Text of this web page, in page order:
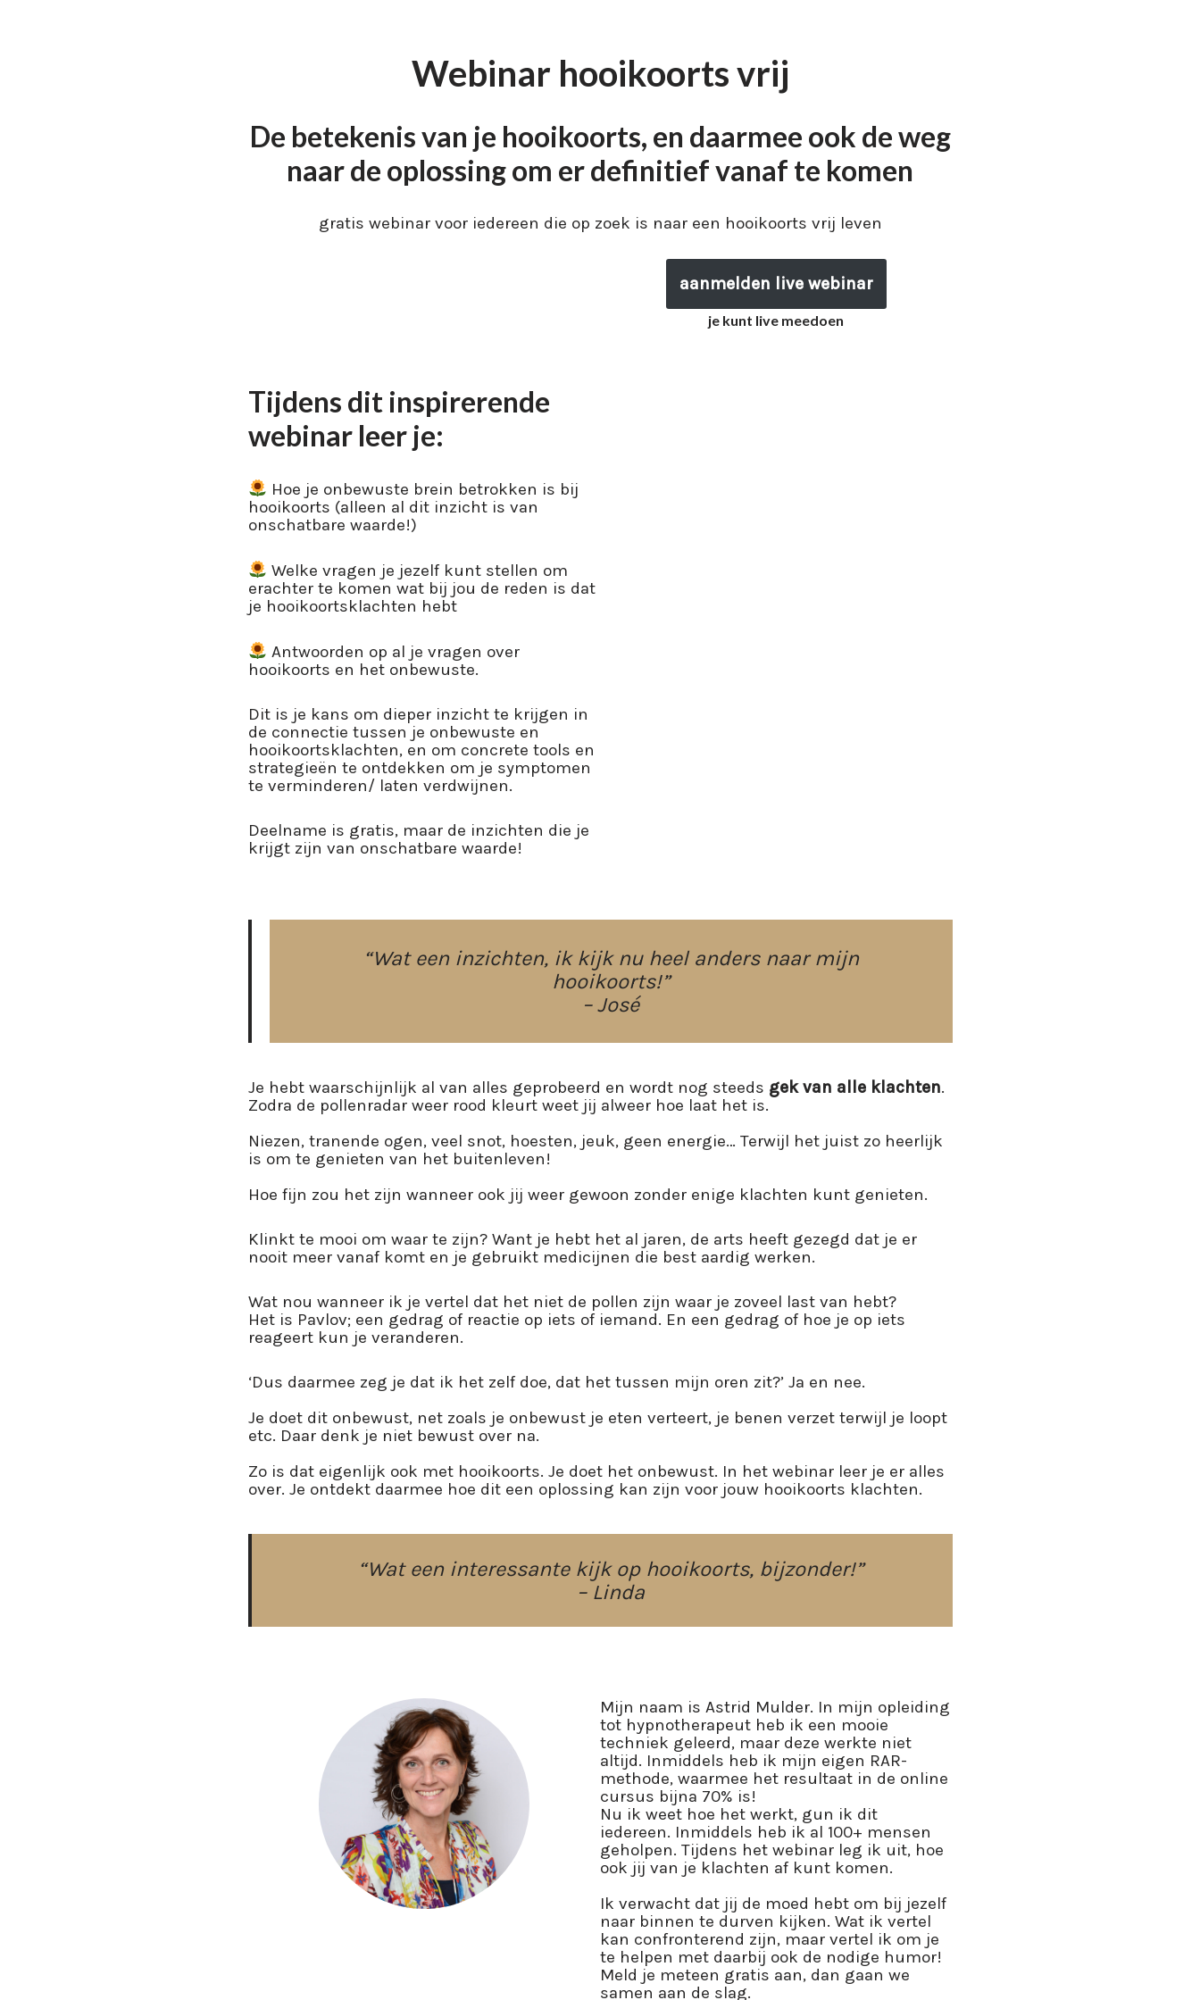
Webinar hooikoorts vrij
De betekenis van je hooikoorts, en daarmee ook de weg
naar de oplossing om er definitief vanaf te komen
gratis webinar voor iedereen die op zoek is naar een hooikoorts vrij leven
aanmelden live webinar
je kunt live meedoen
Tijdens dit inspirerende
webinar leer je:
Hoe je onbewuste brein betrokken is bij
hooikoorts (alleen al dit inzicht is van
onschatbare waarde!)
Welke vragen je jezelf kunt stellen om
erachter te komen wat bij jou de reden is dat
je hooikoortsklachten hebt
Antwoorden op al je vragen over
hooikoorts en het onbewuste.
Dit is je kans om dieper inzicht te krijgen in
de connectie tussen je onbewuste en
hooikoortsklachten, en om concrete tools en
strategieën te ontdekken om je symptomen
te verminderen/ laten verdwijnen.
Deelname is gratis, maar de inzichten die je
krijgt zijn van onschatbare waarde!
“Wat een inzichten, ik kijk nu heel anders naar mijn
hooikoorts!”
– José
Je hebt waarschijnlijk al van alles geprobeerd en wordt nog steeds gek van alle klachten.
Zodra de pollenradar weer rood kleurt weet jij alweer hoe laat het is.
Niezen, tranende ogen, veel snot, hoesten, jeuk, geen energie… Terwijl het juist zo heerlijk
is om te genieten van het buitenleven!
Hoe fijn zou het zijn wanneer ook jij weer gewoon zonder enige klachten kunt genieten.
Klinkt te mooi om waar te zijn? Want je hebt het al jaren, de arts heeft gezegd dat je er
nooit meer vanaf komt en je gebruikt medicijnen die best aardig werken.
Wat nou wanneer ik je vertel dat het niet de pollen zijn waar je zoveel last van hebt?
Het is Pavlov; een gedrag of reactie op iets of iemand. En een gedrag of hoe je op iets
reageert kun je veranderen.
‘Dus daarmee zeg je dat ik het zelf doe, dat het tussen mijn oren zit?’ Ja en nee.
Je doet dit onbewust, net zoals je onbewust je eten verteert, je benen verzet terwijl je loopt
etc. Daar denk je niet bewust over na.
Zo is dat eigenlijk ook met hooikoorts. Je doet het onbewust. In het webinar leer je er alles
over. Je ontdekt daarmee hoe dit een oplossing kan zijn voor jouw hooikoorts klachten.
“Wat een interessante kijk op hooikoorts, bijzonder!”
– Linda
Mijn naam is Astrid Mulder. In mijn opleiding
tot hypnotherapeut heb ik een mooie
techniek geleerd, maar deze werkte niet
altijd. Inmiddels heb ik mijn eigen RAR-
methode, waarmee het resultaat in de online
cursus bijna 70% is!
Nu ik weet hoe het werkt, gun ik dit
iedereen. Inmiddels heb ik al 100+ mensen
geholpen. Tijdens het webinar leg ik uit, hoe
ook jij van je klachten af kunt komen.
Ik verwacht dat jij de moed hebt om bij jezelf
naar binnen te durven kijken. Wat ik vertel
kan confronterend zijn, maar vertel ik om je
te helpen met daarbij ook de nodige humor!
Meld je meteen gratis aan, dan gaan we
samen aan de slag.